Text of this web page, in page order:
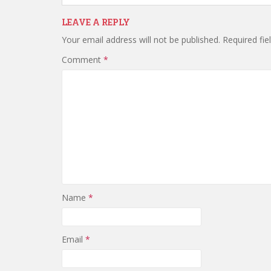
LEAVE A REPLY
Your email address will not be published. Required
Comment *
Name *
Email *